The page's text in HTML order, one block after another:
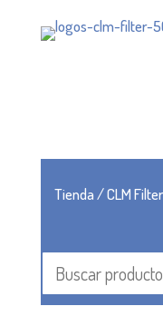
Tienda/CLM Filter